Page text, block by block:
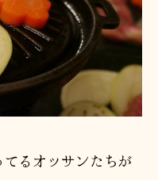
るオッサンたちが